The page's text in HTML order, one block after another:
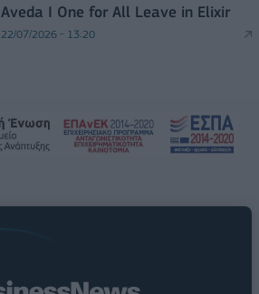
Aveda I One for All Leave in Elixir
22/07/2026 - 13:20